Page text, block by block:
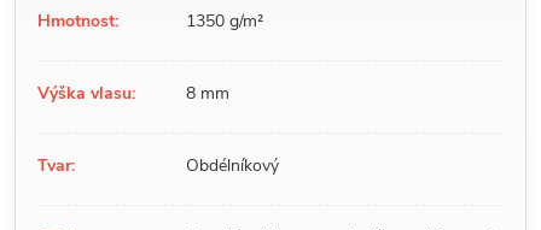
Hmotnost: 1350 g/m²
Výška vlasu: 8 mm
Tvar: Obdélníkový